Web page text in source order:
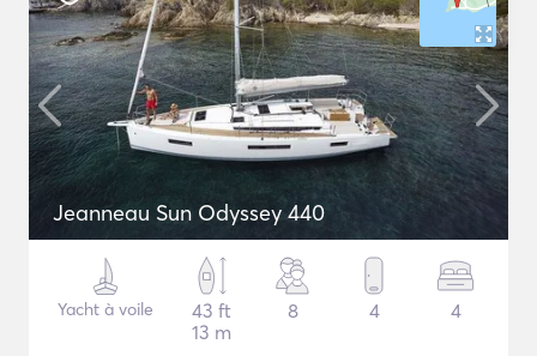
Jeanneau Sun Odyssey 440
Yacht à voile
43 ft
13 m
8 4 4